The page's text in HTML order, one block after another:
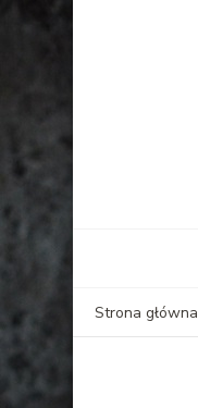
Strona główna